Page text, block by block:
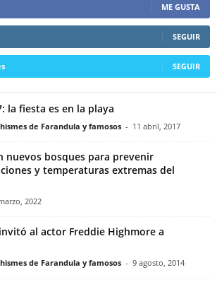
ME GUSTA
SEGUIR
SEGUIR
la fiesta es en la playa
de Farandula y famosos - 11 abril, 2017
nuevos bosques para prevenir
y temperaturas extremas del
2022
al actor Freddie Highmore a
de Farandula y famosos - 9 agosto, 2014